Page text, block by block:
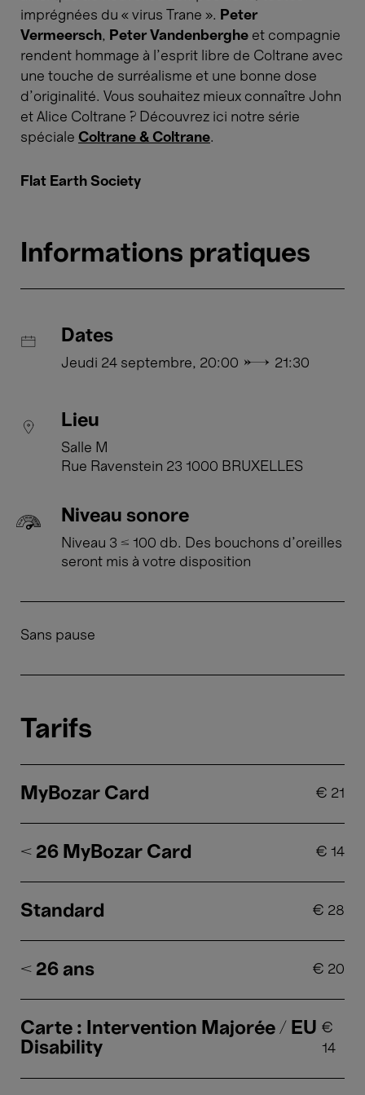
imprégnées du « virus Trane ». Peter
Vermeersch, Peter Vandenberghe et compagnie
rendent hommage à l’esprit libre de Coltrane avec
une touche de surréalisme et une bonne dose
d’originalité. Vous souhaitez mieux connaître John
et Alice Coltrane ? Découvrez ici notre série
spéciale Coltrane & Coltrane.
Flat Earth Society
Informations pratiques
Dates
Jeudi 24 septembre, 20:00 → 21:30
Lieu
Salle M
Rue Ravenstein 23 1000 BRUXELLES
Niveau sonore
Niveau 3 ≤ 100 db. Des bouchons d'oreilles
seront mis à votre disposition
Sans pause
Tarifs
MyBozar Card € 21
< 26 MyBozar Card € 14
Standard € 28
< 26 ans € 20
Carte : Intervention Majorée / EU
Disability
€
14